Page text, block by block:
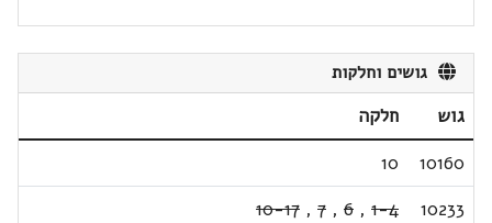
גושים וחלקות
גוש
חלקה
10160
10
10233
1-4
,
6
,
7
,
10-17